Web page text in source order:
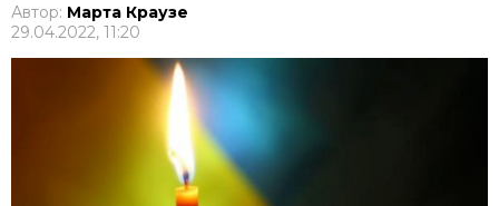
Автор: Марта Краузе
29.04.2022, 11:20